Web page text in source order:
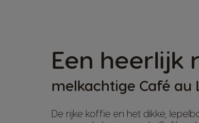
Een heerlijk
melkachtige Café au
De rijke koffie en het dikke,